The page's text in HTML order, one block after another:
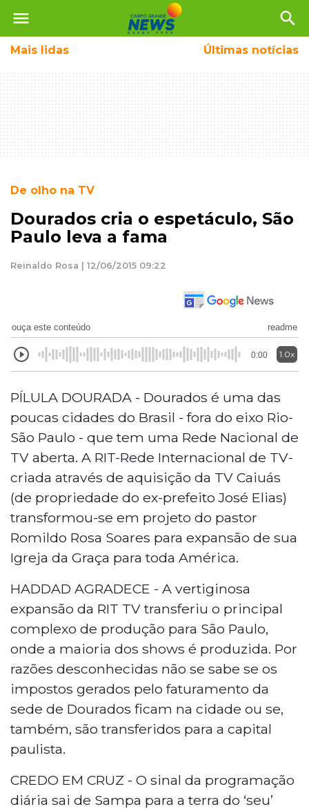
menu search
Mais lidas Últimas notícias
De olho na TV
Dourados cria o espetáculo, São
Paulo leva a fama
Reinaldo Rosa | 12/06/2015 09:22
ouça este conteúdo readme
0:00 1.0x
PÍLULA DOURADA - Dourados é uma das
poucas cidades do Brasil - fora do eixo Rio-
São Paulo - que tem uma Rede Nacional de
TV aberta. A RIT-Rede Internacional de TV-
criada através de aquisição da TV Caiuás
(de propriedade do ex-prefeito José Elias)
transformou-se em projeto do pastor
Romildo Rosa Soares para expansão de sua
Igreja da Graça para toda América.
HADDAD AGRADECE - A vertiginosa
expansão da RIT TV transferiu o principal
complexo de produção para São Paulo,
onde a maioria dos shows é produzida. Por
razões desconhecidas não se sabe se os
impostos gerados pelo faturamento da
sede de Dourados ficam na cidade ou se,
também, são transferidos para a capital
paulista.
CREDO EM CRUZ - O sinal da programação
diária sai de Sampa para a terra do ‘seu’